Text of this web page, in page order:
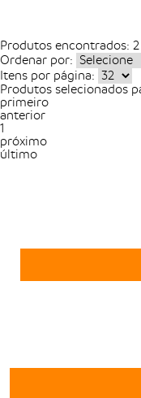
Produtos encontrados: 2
Ordenar por:
Itens por página:
Produtos selecionados
primeiro
anterior
1
próximo
último